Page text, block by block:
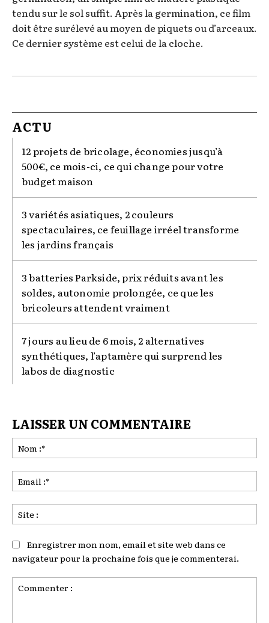
tendu sur le sol suffit. Après la germination, ce film
doit être surélevé au moyen de piquets ou d’arceaux.
Ce dernier système est celui de la cloche.
ACTU
12 projets de bricolage, économies jusqu’à
500€, ce mois-ci, ce qui change pour votre
budget maison
3 variétés asiatiques, 2 couleurs
spectaculaires, ce feuillage irréel transforme
les jardins français
3 batteries Parkside, prix réduits avant les
soldes, autonomie prolongée, ce que les
bricoleurs attendent vraiment
7 jours au lieu de 6 mois, 2 alternatives
synthétiques, l’aptamère qui surprend les
labos de diagnostic
LAISSER UN COMMENTAIRE
:*
:*
:
Enregistrer mon nom, email et site web dans ce
navigateur pour la prochaine fois que je commenterai.